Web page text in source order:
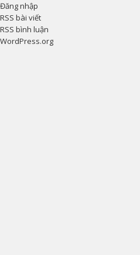
Đăng nhập
RSS bài viết
RSS bình luận
WordPress.org